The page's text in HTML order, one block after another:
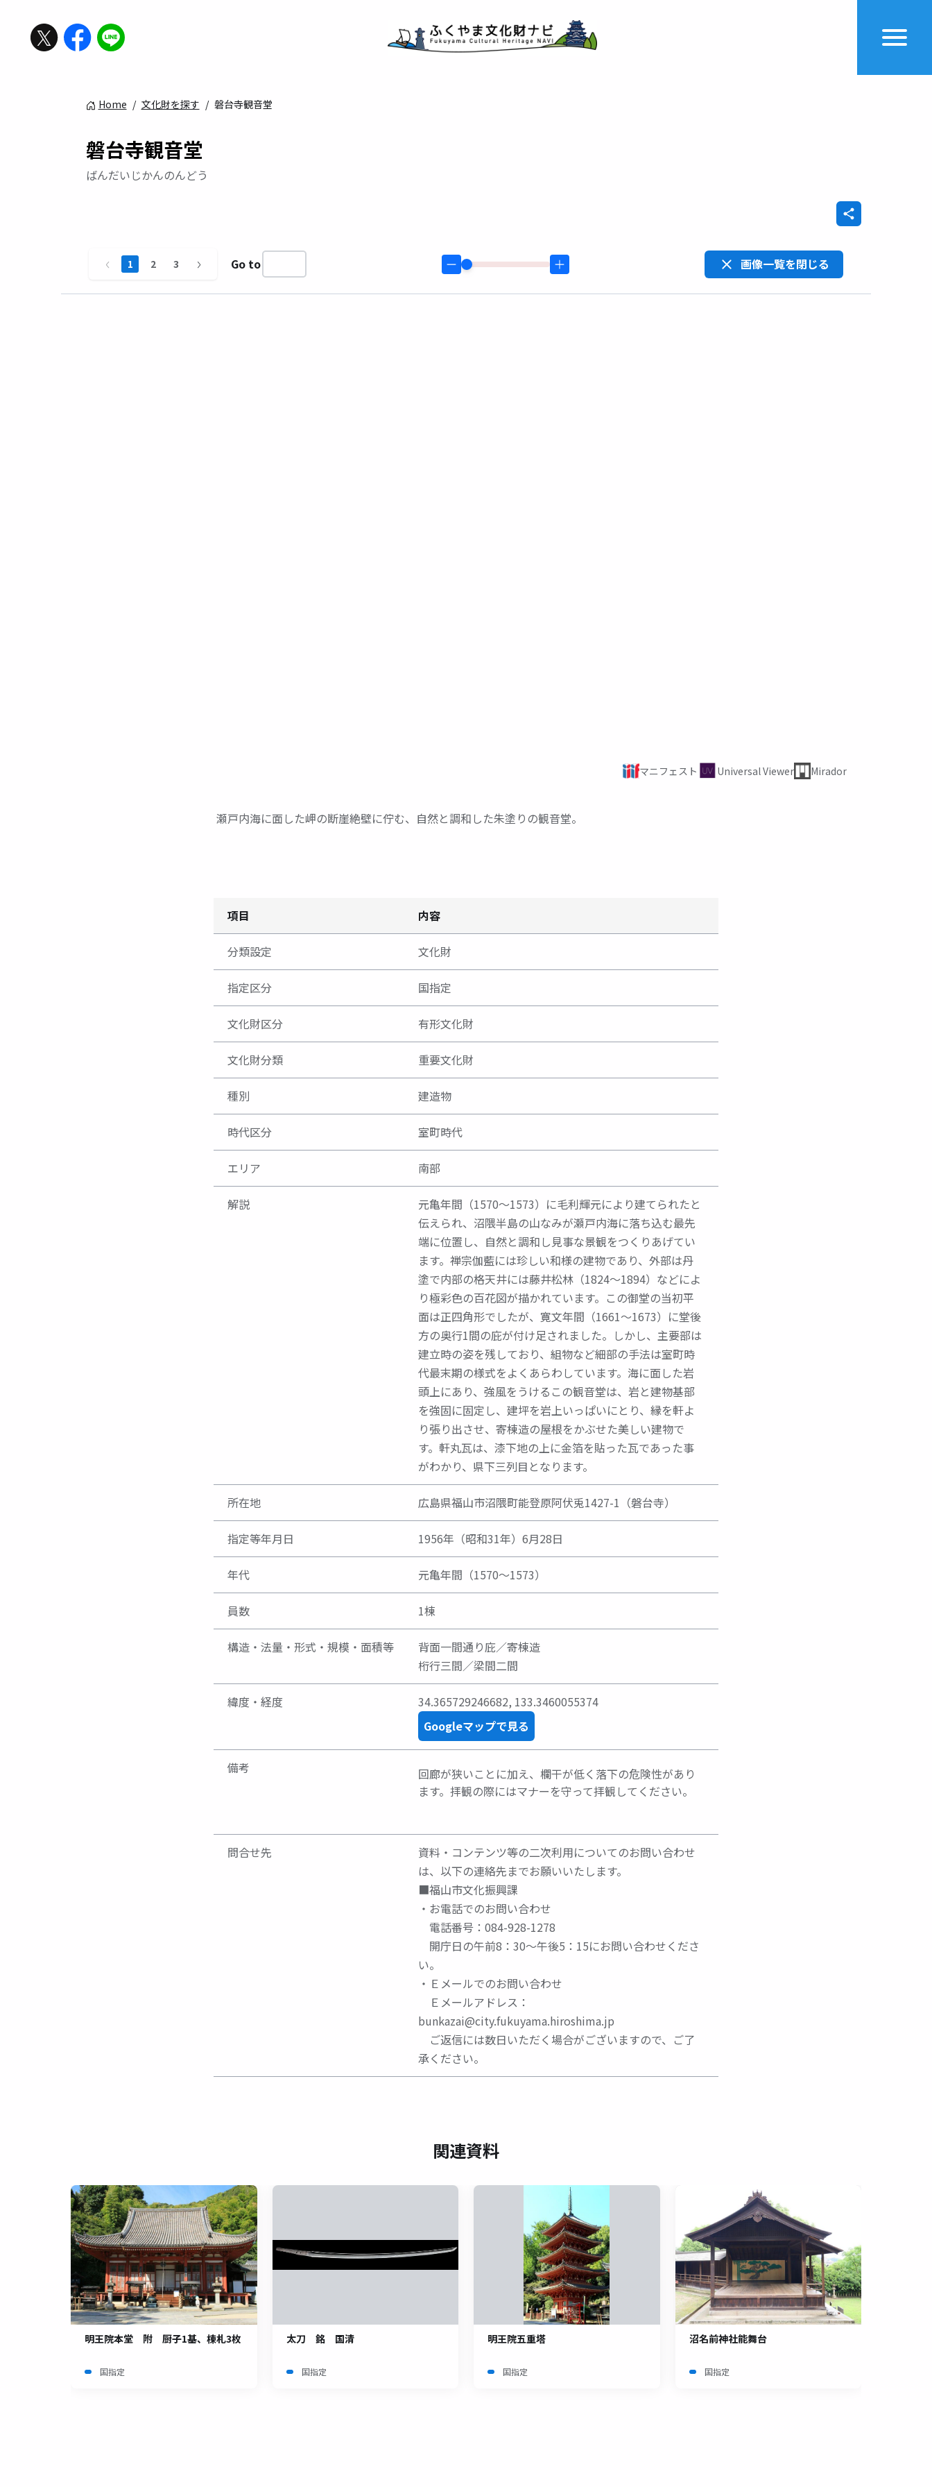
Home / 文化財を探す / 磐台寺観音堂
磐台寺観音堂
ばんだいじかんのんどう
1 2 3 Go to 画像一覧を閉じる
マニフェスト Universal Viewer Mirador
瀬戸内海に面した岬の断崖絶壁に佇む、自然と調和した朱塗りの観音堂。
項目 内容
分類設定 文化財
指定区分 国指定
文化財区分 有形文化財
文化財分類 重要文化財
種別 建造物
時代区分 室町時代
エリア 南部
解説
元亀年間（1570～1573）に毛利輝元により建てられたと
伝えられ、沼隈半島の山なみが瀬戸内海に落ち込む最先
端に位置し、自然と調和し見事な景観をつくりあげてい
ます。禅宗伽藍には珍しい和様の建物であり、外部は丹
塗で内部の格天井には藤井松林（1824～1894）などによ
り極彩色の百花図が描かれています。この御堂の当初平
面は正四角形でしたが、寛文年間（1661～1673）に堂後
方の奥行1間の庇が付け足されました。しかし、主要部は
建立時の姿を残しており、組物など細部の手法は室町時
代最末期の様式をよくあらわしています。海に面した岩
頭上にあり、強風をうけるこの観音堂は、岩と建物基部
を強固に固定し、建坪を岩上いっぱいにとり、縁を軒よ
り張り出させ、寄棟造の屋根をかぶせた美しい建物で
す。軒丸瓦は、漆下地の上に金箔を貼った瓦であった事
がわかり、県下三列目となります。
所在地 広島県福山市沼隈町能登原阿伏兎1427-1（磐台寺）
指定等年月日 1956年（昭和31年）6月28日
年代 元亀年間（1570～1573）
員数 1棟
構造・法量・形式・規模・面積等
背面一間通り庇／寄棟造
桁行三間／梁間二間
緯度・経度 34.365729246682, 133.3460055374
Googleマップで見る
備考
回廊が狭いことに加え、欄干が低く落下の危険性があり
ます。拝観の際にはマナーを守って拝観してください。
問合せ先
資料・コンテンツ等の二次利用についてのお問い合わせ
は、以下の連絡先までお願いいたします。
■福山市文化振興課
・お電話でのお問い合わせ
電話番号：084-928-1278
開庁日の午前8：30～午後5：15にお問い合わせくださ
い。
・Ｅメールでのお問い合わせ
Ｅメールアドレス：
bunkazai@city.fukuyama.hiroshima.jp
ご返信には数日いただく場合がございますので、ご了
承ください。
関連資料
明王院本堂 附 厨子1基、棟札3枚
国指定
太刀 銘 国清
国指定
明王院五重塔
国指定
沼名前神社能舞台
国指定